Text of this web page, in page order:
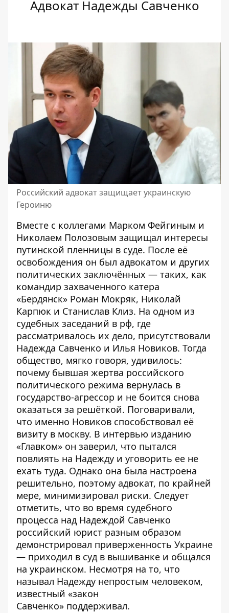
Адвокат Надежды Савченко
Российский адвокат защищает украинскую
Героиню
Вместе с коллегами Марком Фейгиным и
Николаем Полозовым защищал интересы
путинской пленницы в суде. После её
освобождения он был адвокатом и других
политических заключённых — таких, как
командир захваченного катера
«Бердянск» Роман Мокряк, Николай
Карпюк и Станислав Клиз. На одном из
судебных заседаний в рф, где
рассматривалось их дело, присутствовали
Надежда Савченко и Илья Новиков. Тогда
общество, мягко говоря, удивилось:
почему бывшая жертва российского
политического режима вернулась в
государство-агрессор и не боится снова
оказаться за решёткой. Поговаривали,
что именно Новиков способствовал её
визиту в москву. В интервью изданию
«Главком» он заверил, что пытался
повлиять на Надежду и уговорить ее не
ехать туда. Однако она была настроена
решительно, поэтому адвокат, по крайней
мере, минимизировал риски. Следует
отметить, что во время судебного
процесса над Надеждой Савченко
российский юрист разным образом
демонстрировал приверженность Украине
— приходил в суд в вышиванке и общался
на украинском. Несмотря на то, что
называл Надежду непростым человеком,
известный «закон
Савченко» поддерживал.